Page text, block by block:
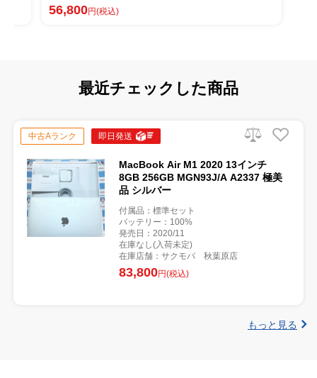
56,800円(税込)
最近チェックした商品
中古Aランク 即日発送
MacBook Air M1 2020 13インチ
8GB 256GB MGN93J/A A2337 極美
品 シルバー
付属品：標準セット
バッテリー：100%
発売日：2020/11
在庫なし(入荷未定)
在庫店舗：サクモバ 秋葉原店
83,800円(税込)
もっと見る